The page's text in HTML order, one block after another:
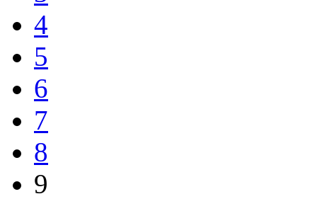
4
5
6
7
8
9